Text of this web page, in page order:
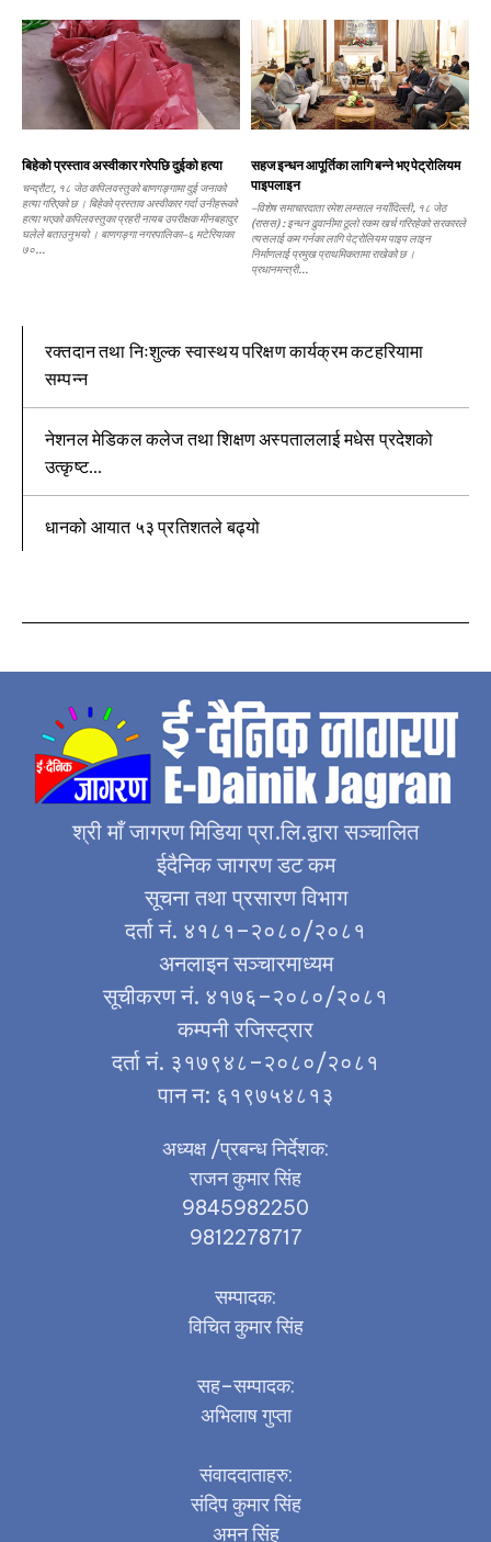
बिहेको प्रस्ताव अस्वीकार गरेपछि दुईको हत्या
चन्द्रौटा, १८ जेठ कपिलवस्तुको बाणगङ्गामा दुई जनाको
हत्या गरिएको छ । बिहेको प्रस्ताव अस्वीकार गर्दा उनीहरूको
हत्या भएको कपिलवस्तुका प्रहरी नायब उपरीक्षक मीनबहादुर
घलेले बताउनुभयो । बाणगङ्गा नगरपालिका–६ मटेरियाका
७०...
सहज इन्धन आपूर्तिका लागि बन्ने भए पेट्रोलियम
पाइपलाइन
–विशेष समाचारदाता रमेश लम्साल नयाँदिल्ली, १८ जेठ
(रासस) : इन्धन ढुवानीमा ठूलो रकम खर्च गरिरहेको सरकारले
त्यसलाई कम गर्नका लागि पेट्रोलियम पाइप लाइन
निर्माणलाई प्रमुख प्राथमिकतामा राखेको छ ।
प्रधानमन्त्री...
रक्तदान तथा निःशुल्क स्वास्थय परिक्षण कार्यक्रम कटहरियामा
सम्पन्न
नेशनल मेडिकल कलेज तथा शिक्षण अस्पताललाई मधेस प्रदेशको
उत्कृष्ट...
धानको आयात ५३ प्रतिशतले बढ्यो
श्री माँ जागरण मिडिया प्रा.लि.द्वारा सञ्चालित
ईदैनिक जागरण डट कम
सूचना तथा प्रसारण विभाग
दर्ता नं. ४१८१–२०८०/२०८१
अनलाइन सञ्चारमाध्यम
सूचीकरण नं. ४१७६–२०८०/२०८१
कम्पनी रजिस्ट्रार
दर्ता नं. ३१७९४८–२०८०/२०८१
पान न: ६१९७५४८१३
अध्यक्ष /प्रबन्ध निर्देशक:
राजन कुमार सिंह
9845982250
9812278717
सम्पादक:
विचित कुमार सिंह
सह–सम्पादक:
अभिलाष गुप्ता
संवाददाताहरु:
संदिप कुमार सिंह
अमन सिंह